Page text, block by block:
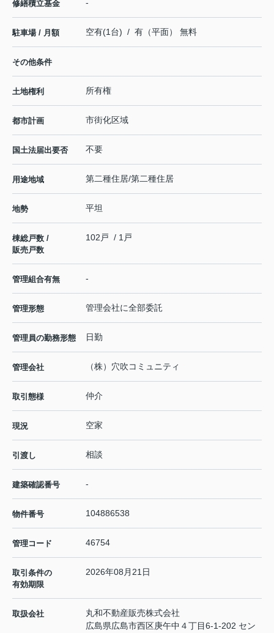
修繕積立基金 -
駐車場 / 月額 空有(1台) / 有（平面） 無料
その他条件
土地権利 所有権
都市計画 市街化区域
国土法届出要否 不要
用途地域 第二種住居/第二種住居
地勢 平坦
棟総戸数 /
販売戸数
102戸 / 1戸
管理組合有無 -
管理形態 管理会社に全部委託
管理員の勤務形態 日勤
管理会社 （株）穴吹コミュニティ
取引態様 仲介
現況 空家
引渡し 相談
建築確認番号 -
物件番号 104886538
管理コード 46754
取引条件の
有効期限
2026年08月21日
取扱会社
丸和不動産販売株式会社
広島県広島市西区庚午中４丁目6-1-202 セン